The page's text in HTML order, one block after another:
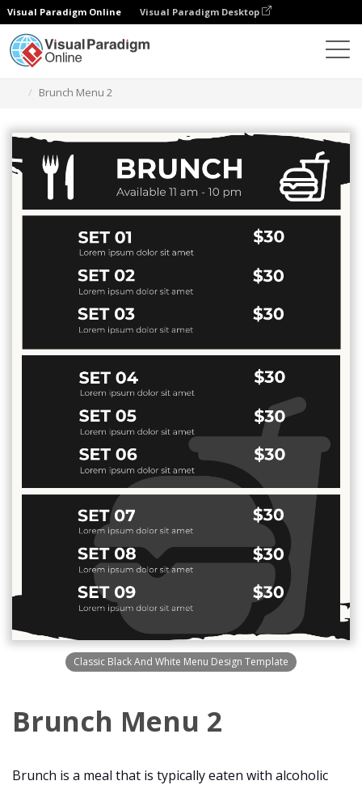
Visual Paradigm Online Visual Paradigm Desktop
Brunch Menu 2
Classic Black And White Menu Design Template
Brunch Menu 2
Brunch is a meal that is typically eaten with alcoholic